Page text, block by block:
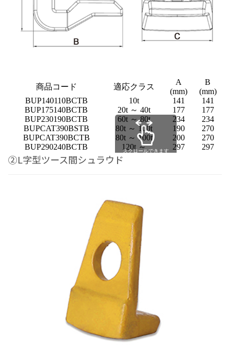
商品コード 適応クラス
A
(mm)
B
(mm)
BUP140110BCTB
10t 141
141
BUP175140BCTB
20t ～ 40t 177
177
BUP230190BCTB
60t ～ 80t 234
234
BUPCAT390BSTB
80t ～ 100t 190
270
BUPCAT390BCTB
80t ～ 100t 200
270
BUP290240BCTB
120t ～ 297 297
スクロールできます
②L字型ツース間シュラウド